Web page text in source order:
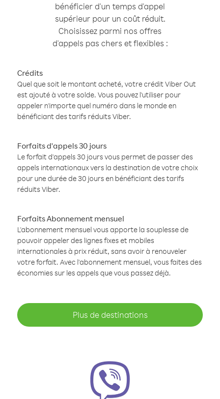
bénéficier d'un temps d'appel
supérieur pour un coût réduit.
Choisissez parmi nos offres
d'appels pas chers et flexibles :
Crédits
Quel que soit le montant acheté, votre crédit Viber Out
est ajouté à votre solde. Vous pouvez l'utiliser pour
appeler n'importe quel numéro dans le monde en
bénéficiant des tarifs réduits Viber.
Forfaits d'appels 30 jours
Le forfait d'appels 30 jours vous permet de passer des
appels internationaux vers la destination de votre choix
pour une durée de 30 jours en bénéficiant des tarifs
réduits Viber.
Forfaits Abonnement mensuel
L'abonnement mensuel vous apporte la souplesse de
pouvoir appeler des lignes fixes et mobiles
internationales à prix réduit, sans avoir à renouveler
votre forfait. Avec l'abonnement mensuel, vous faites des
économies sur les appels que vous passez déjà.
Plus de destinations